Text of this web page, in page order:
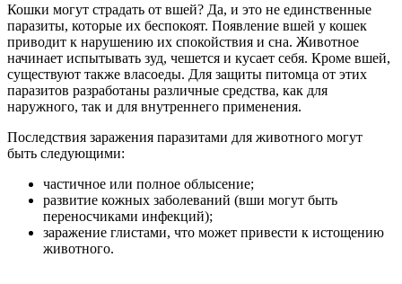
Кошки могут страдать от вшей? Да, и это не единственные
паразиты, которые их беспокоят. Появление вшей у кошек
приводит к нарушению их спокойствия и сна. Животное
начинает испытывать зуд, чешется и кусает себя. Кроме вшей,
существуют также власоеды. Для защиты питомца от этих
паразитов разработаны различные средства, как для
наружного, так и для внутреннего применения.
Последствия заражения паразитами для животного могут
быть следующими:
частичное или полное облысение;
развитие кожных заболеваний (вши могут быть
переносчиками инфекций);
заражение глистами, что может привести к истощению
животного.